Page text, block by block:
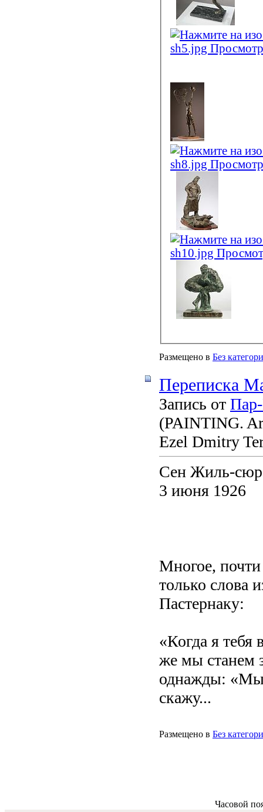
Размещено в Без
Переписка
Запись от
(PAINTING.
Ezel Dmitry
Сен Жиль-
3 июня 1926
Многое, почти
только слова
Пастернаку:
«Когда я тебя
же мы станем
однажды: «Мы
скажу...
Размещено в Без
Часовой